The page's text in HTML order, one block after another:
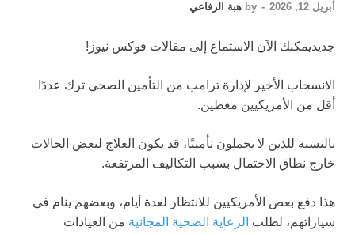
أبريل 12, 2026 -
by هبة الرفاعي
جديديمكنك الآن الاستماع إلى مقالات فوكس نيوز!
الانسحاب الأخير لإدارة ترامب من التأمين الصحي ترك عددًا
أقل من الأمريكيين مغطين.
بالنسبة للذين لا يحملون تأمينًا، قد يكون العلاج لبعض الحالات
خارج نطاق الاحتمال بسبب التكاليف المرتفعة.
هذا دفع بعض الأمريكيين للانتظار لعدة أيام، وبعضهم ينام في
سياراتهم، لطلب الرعاية الصحية المجانية من العيادات